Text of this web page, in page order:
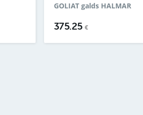
GOLIAT galds HALMAR
375.25 €